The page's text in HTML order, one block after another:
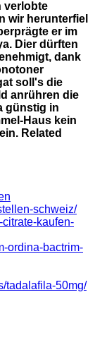
verlobte
wir herunterfiel
er im
Dier dürften
dank
soll's die
anrühren die
günstig in
Haus kein
Related
schweiz/
kaufen-
ordina-bactrim-
tadalafila-50mg/